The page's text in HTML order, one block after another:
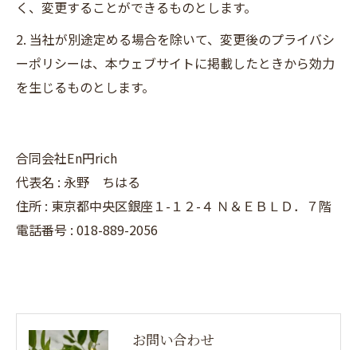
く、変更することができるものとします。
2. 当社が別途定める場合を除いて、変更後のプライバシ
ーポリシーは、本ウェブサイトに掲載したときから効力
を生じるものとします。
合同会社En円rich
代表名 : 永野 ちはる
住所 : 東京都中央区銀座１-１２-４ Ｎ＆ＥＢＬＤ．７階
電話番号 : 018-889-2056
お問い合わせ